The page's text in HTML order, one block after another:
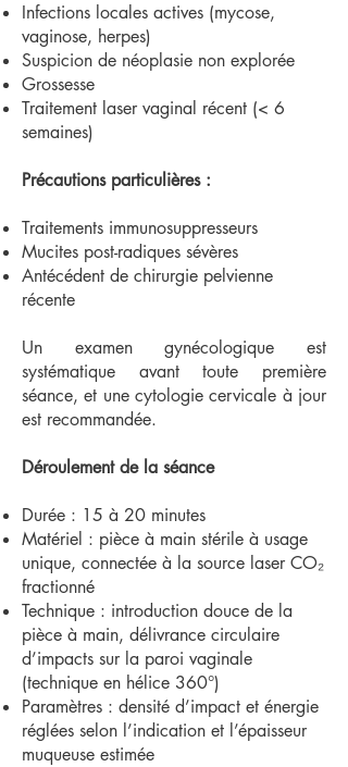
Infections locales actives (mycose,
vaginose, herpes)
Suspicion de néoplasie non explorée
​Grossesse
Traitement laser vaginal récent (< 6
semaines)
Précautions particulières :
Traitements immunosuppresseurs
Mucites post-radiques sévères
Antécédent de chirurgie pelvienne
récente
Un examen gynécologique est
systématique avant toute première
séance, et une cytologie cervicale à jour
est recommandée.
Déroulement de la séance
Durée : 15 à 20 minutes
Matériel : pièce à main stérile à usage
unique, connectée à la source laser CO₂
fractionné
Technique : introduction douce de la
pièce à main, délivrance circulaire
d’impacts sur la paroi vaginale
(technique en hélice 360°)
Paramètres : densité d’impact et énergie
réglées selon l’indication et l’épaisseur
muqueuse estimée